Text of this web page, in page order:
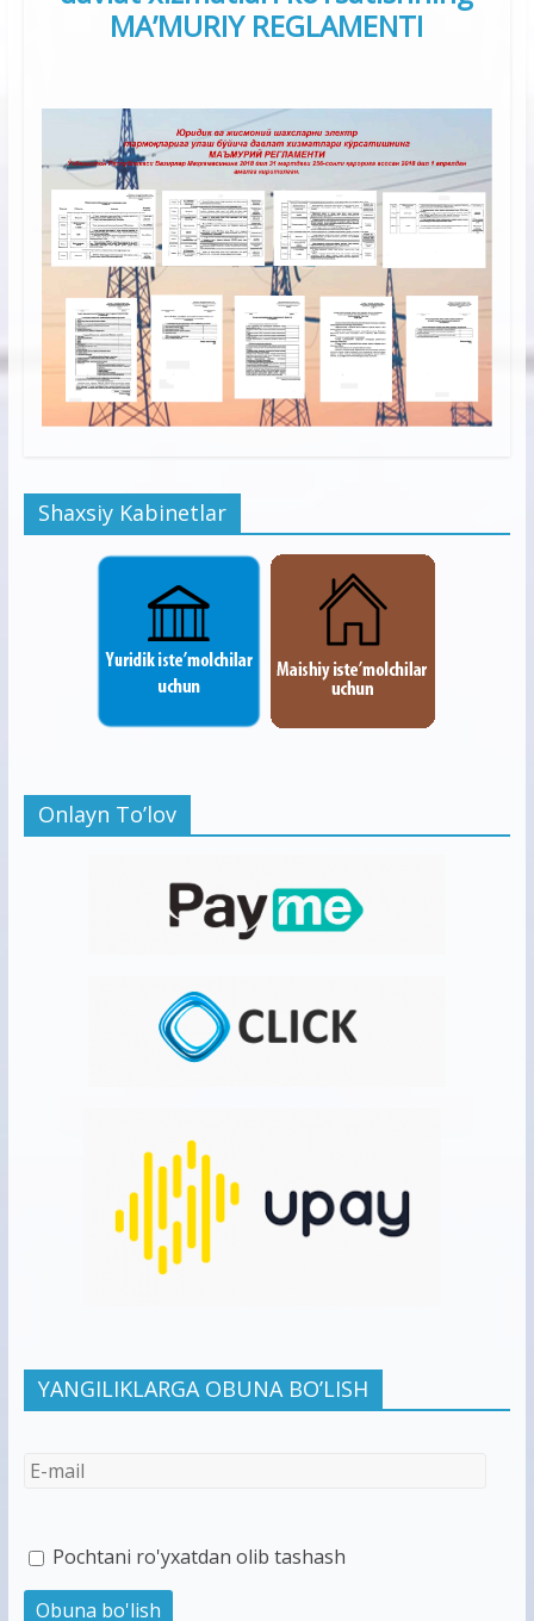
MA’MURIY REGLAMENTI
Shaxsiy Kabinetlar
Onlayn To’lov
YANGILIKLARGA OBUNA BO’LISH
Pochtani ro'yxatdan olib tashash